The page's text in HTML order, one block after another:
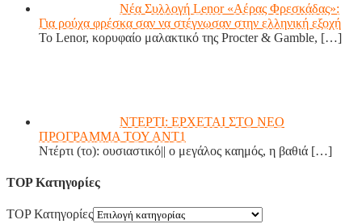
Νέα Συλλογή Lenor «Αέρας Φρεσκάδας»:
Για ρούχα φρέσκα σαν να στέγνωσαν στην ελληνική εξοχή
Το Lenor, κορυφαίο μαλακτικό της Procter & Gamble, […]
ΝΤΕΡΤΙ: ΕΡΧΕΤΑΙ ΣΤΟ ΝΕΟ
ΠΡΟΓΡΑΜΜΑ ΤΟΥ ΑΝΤ1
Ντέρτι (το): ουσιαστικό|| ο μεγάλος καημός, η βαθιά […]
TOP Κατηγορίες
TOP Κατηγορίες